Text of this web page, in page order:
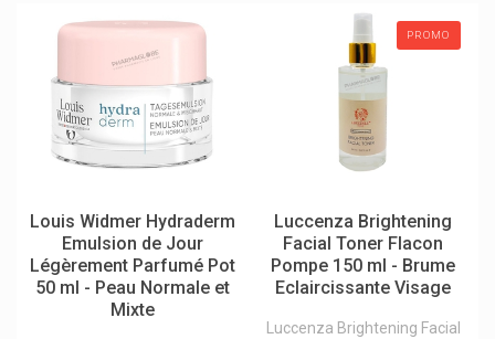
Louis Widmer Hydraderm
Emulsion de Jour
Légèrement Parfumé Pot
50 ml - Peau Normale et
Mixte
PROMO
Luccenza Brightening
Facial Toner Flacon
Pompe 150 ml - Brume
Eclaircissante Visage
Luccenza Brightening Facial